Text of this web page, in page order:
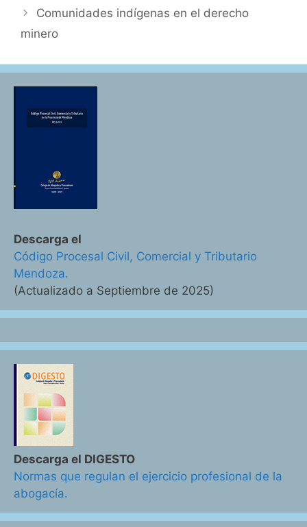
Comunidades indígenas en el derecho
minero
Descarga el
Código Procesal Civil, Comercial y Tributario
Mendoza.
(Actualizado a Septiembre de 2025)
Descarga el DIGESTO
Normas que regulan el ejercicio profesional de la
abogacía.